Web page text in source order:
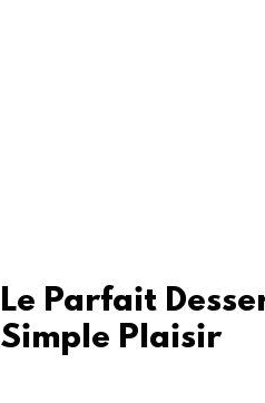
Le Parfait
Simple Plaisir